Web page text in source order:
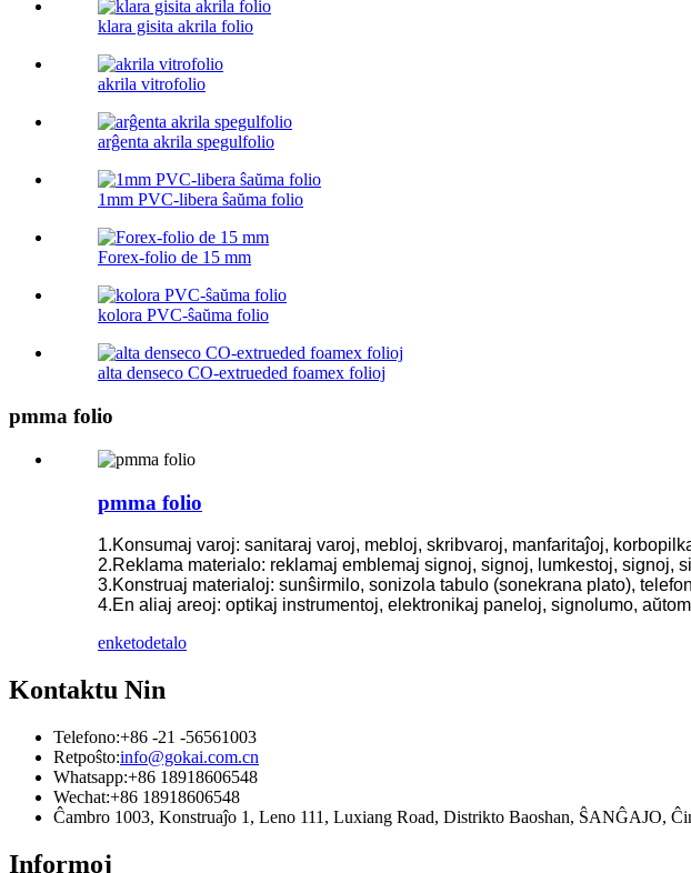
klara gisita akrila folio
akrila vitrofolio
arĝenta akrila spegulfolio
1mm PVC-libera ŝaŭma folio
Forex-folio de 15 mm
kolora PVC-ŝaŭma folio
alta denseco CO-extrueded foamex folioj
pmma folio
pmma folio
1.Konsumaj varoj: sanitaraj varoj, mebloj, skribvaroj, manfaritaĵoj,
2.Reklama materialo: reklamaj emblemaj signoj, signoj, lumkestoj, signoj,
3.Konstruaj materialoj: sunŝirmilo, sonizola tabulo (sonekrana plato),
4.En aliaj areoj: optikaj instrumentoj, elektronikaj paneloj, signolumo,
enketodetalo
Kontaktu Nin
Telefono:+86 -21 -56561003
Retpoŝto:info@gokai.com.cn
Whatsapp:+86 18918606548
Wechat:+86 18918606548
Ĉambro 1003, Konstruaĵo 1, Leno 111, Luxiang Road, Distrikto Baoshan, ŜANĜAJO,
Informoj